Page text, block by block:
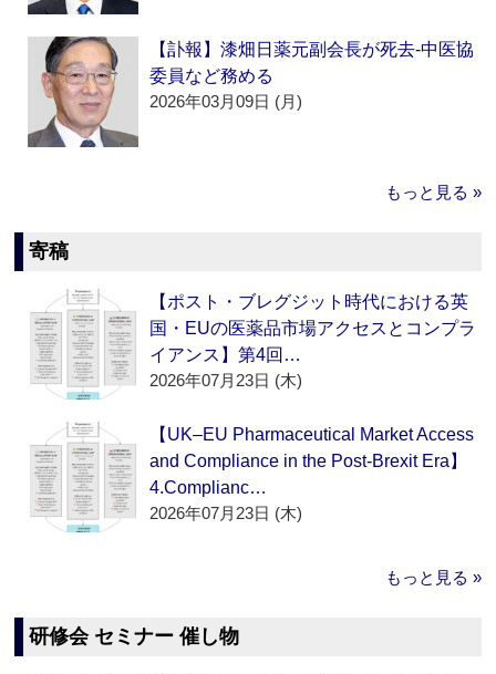
【訃報】漆畑日薬元副会長が死去‐中医協
委員など務める
2026年03月09日 (月)
もっと見る »
寄稿
【ポスト・ブレグジット時代における英
国・EUの医薬品市場アクセスとコンプラ
イアンス】第4回…
2026年07月23日 (木)
【UK–EU Pharmaceutical Market Access
and Compliance in the Post-Brexit Era】
4.Complianc…
2026年07月23日 (木)
もっと見る »
研修会 セミナー 催し物